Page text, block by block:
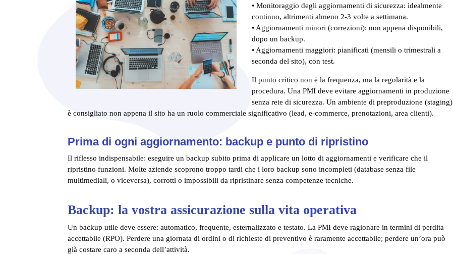
• Monitoraggio degli aggiornamenti di sicurezza: idealmente
continuo, altrimenti almeno 2-3 volte a settimana.
• Aggiornamenti minori (correzioni): non appena disponibili,
dopo un backup.
• Aggiornamenti maggiori: pianificati (mensili o trimestrali a
seconda del sito), con test.
Il punto critico non è la frequenza, ma la regolarità e la
procedura. Una PMI deve evitare aggiornamenti in produzione
senza rete di sicurezza. Un ambiente di preproduzione (staging)
è consigliato non appena il sito ha un ruolo commerciale significativo (lead, e-commerce, prenotazioni, area clienti).
Prima di ogni aggiornamento: backup e punto di ripristino
Il riflesso indispensabile: eseguire un backup subito prima di applicare un lotto di aggiornamenti e verificare che il
ripristino funzioni. Molte aziende scoprono troppo tardi che i loro backup sono incompleti (database senza file
multimediali, o viceversa), corrotti o impossibili da ripristinare senza competenze tecniche.
Backup: la vostra assicurazione sulla vita operativa
Un backup utile deve essere: automatico, frequente, esternalizzato e testato. La PMI deve ragionare in termini di perdita
accettabile (RPO). Perdere una giornata di ordini o di richieste di preventivo è raramente accettabile; perdere un’ora può
già costare caro a seconda dell’attività.